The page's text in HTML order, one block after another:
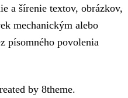
a šírenie textov, obrázkov,
mechanickým alebo
písomného povolenia
by 8theme.